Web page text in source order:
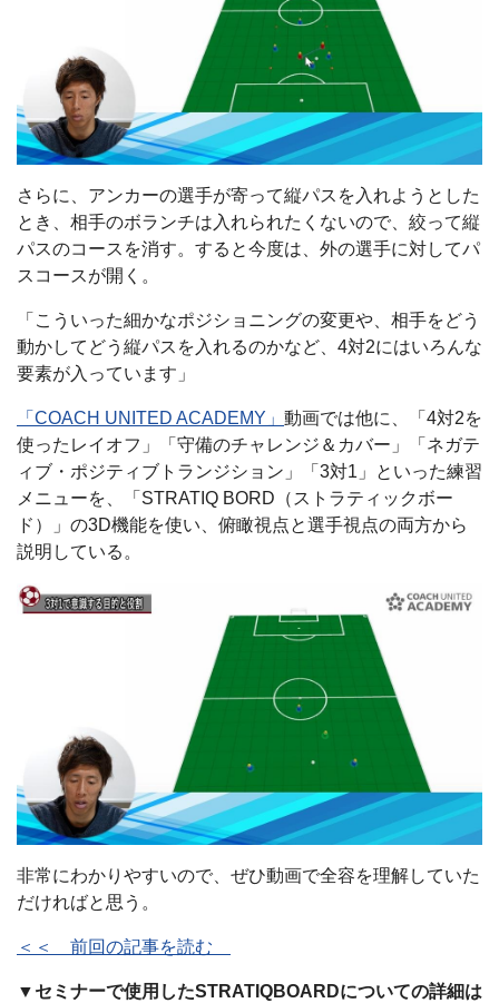
さらに、アンカーの選手が寄って縦パスを入れようとした
とき、相手のボランチは入れられたくないので、絞って縦
パスのコースを消す。すると今度は、外の選手に対してパ
スコースが開く。
「こういった細かなポジショニングの変更や、相手をどう
動かしてどう縦パスを入れるのかなど、4対2にはいろんな
要素が入っています」
「COACH UNITED ACADEMY」 動画では他に、「4対2を
使ったレイオフ」「守備のチャレンジ＆カバー」「ネガテ
ィブ・ポジティブトランジション」「3対1」といった練習
メニューを、「STRATIQ BORD（ストラティックボー
ド）」の3D機能を使い、俯瞰視点と選手視点の両方から
説明している。
非常にわかりやすいので、ぜひ動画で全容を理解していた
だければと思う。
＜＜ 前回の記事を読む
▼セミナーで使用したSTRATIQBOARDについての詳細は